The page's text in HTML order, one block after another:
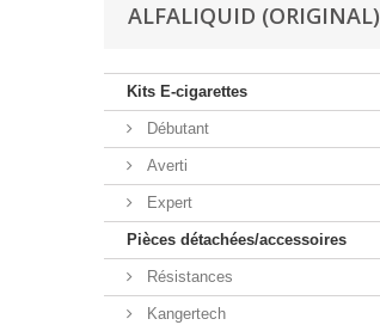
ALFALIQUID (ORIGINAL)
Kits E-cigarettes
Débutant
Averti
Expert
Pièces détachées/accessoires
Résistances
Kangertech